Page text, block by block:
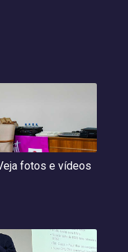
fotos e vídeos